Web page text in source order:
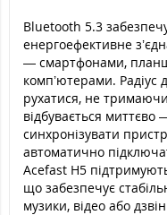
Bluetooth 5.3
енергоефективне
— смартфонами,
комп’ютерами. Радіус
рухатися, не
відбувається
синхронізувати
автоматично
Acefast H5 підтримують
що забезпечує
музики, відео або